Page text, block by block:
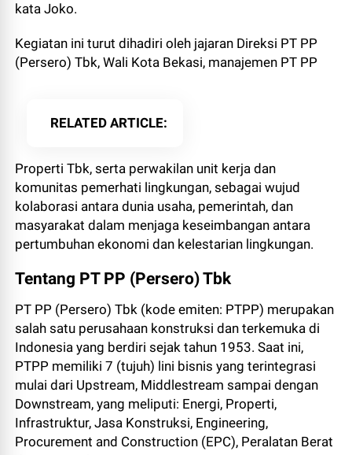
kata Joko.
Kegiatan ini turut dihadiri oleh jajaran Direksi PT PP
(Persero) Tbk, Wali Kota Bekasi, manajemen PT PP
RELATED ARTICLE
Properti Tbk, serta perwakilan unit kerja dan
komunitas pemerhati lingkungan, sebagai wujud
kolaborasi antara dunia usaha, pemerintah, dan
masyarakat dalam menjaga keseimbangan antara
pertumbuhan ekonomi dan kelestarian lingkungan.
Tentang PT PP (Persero) Tbk
PT PP (Persero) Tbk (kode emiten: PTPP) merupakan
salah satu perusahaan konstruksi dan terkemuka di
Indonesia yang berdiri sejak tahun 1953. Saat ini,
PTPP memiliki 7 (tujuh) lini bisnis yang terintegrasi
mulai dari Upstream, Middlestream sampai dengan
Downstream, yang meliputi: Energi, Properti,
Infrastruktur, Jasa Konstruksi, Engineering,
Procurement and Construction (EPC), Peralatan Berat